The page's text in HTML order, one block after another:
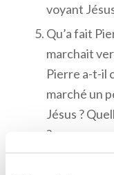
voyant
Qu’a fait
marchait
Pierre a-t-il
marché un
Jésus ?
?